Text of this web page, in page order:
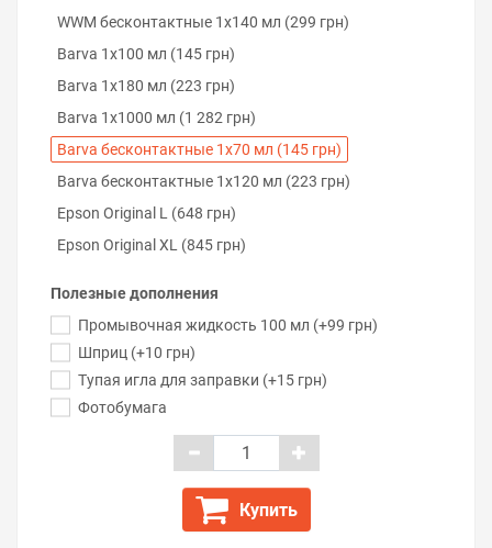
WWM бесконтактные 1х140 мл (299 грн)
Barva 1х100 мл (145 грн)
Barva 1х180 мл (223 грн)
Barva 1х1000 мл (1 282 грн)
Barva бесконтактные 1х70 мл (145 грн)
Barva бесконтактные 1х120 мл (223 грн)
Epson Original L (648 грн)
Epson Original XL (845 грн)
Полезные дополнения
Промывочная жидкость 100 мл (+99 грн)
Шприц (+10 грн)
Тупая игла для заправки (+15 грн)
Фотобумага
Купить